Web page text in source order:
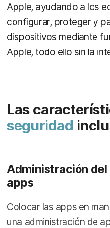
Apple, ayudando a los
configurar, proteger y
dispositivos mediante
Apple, todo ello sin la
Las
seguridad
Administración del
apps
Colocar las apps en
una administración de